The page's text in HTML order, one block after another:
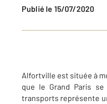
Publié le 15/07/2020
Alfortville est située à
que le Grand Paris
transports représente